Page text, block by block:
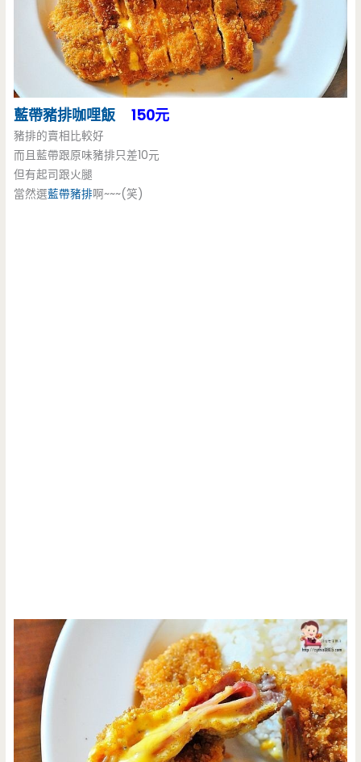
藍帶豬排咖哩飯 150元
豬排的賣相比較好
而且藍帶跟原味豬排只差10元
但有起司跟火腿
當然選藍帶豬排啊~~~(笑)